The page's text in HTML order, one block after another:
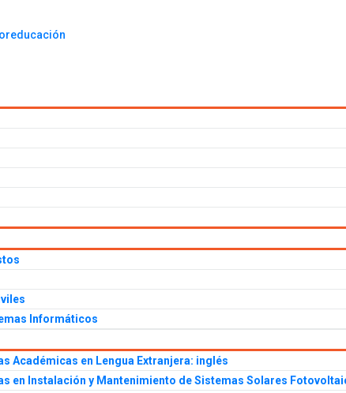
Informáticos
Académicas en Lengua Extranjera: inglés
en Instalación y Mantenimiento de Sistemas Solares